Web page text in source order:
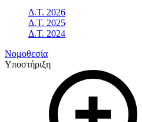
Δ.Τ. 2026
Δ.Τ. 2025
Δ.Τ. 2024
Νομοθεσία
Υποστήριξη